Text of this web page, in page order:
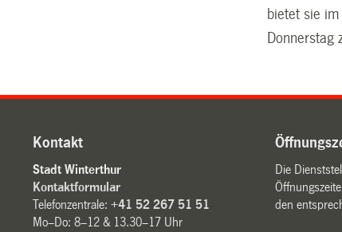
bietet sie
Donnerstag
Kontakt
Stadt Winterthur
Kontaktformular
Telefonzentrale:+41 52 267 51 51
Mo–Do: 8–12 & 13.30–17 Uhr
Die
den